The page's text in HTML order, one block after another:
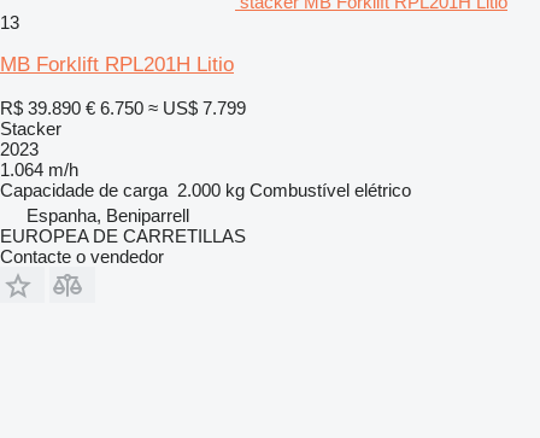
13
MB Forklift RPL201H Litio
R$ 39.890 € 6.750 ≈ US$ 7.799
Stacker
2023
1.064 m/h
Capacidade de carga 2.000 kg Combustível elétrico
Espanha, Beniparrell
EUROPEA DE CARRETILLAS
Contacte o vendedor